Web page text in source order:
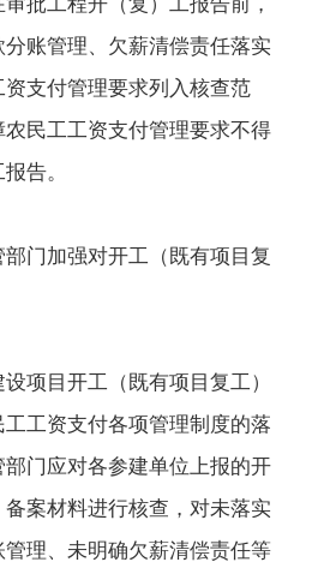
账管理、欠薪清偿责任落实
支付管理要求列入核查范
民工工资支付管理要求不得
告。
门加强对开工（既有项目复
目开工（既有项目复工）
工资支付各项管理制度的落
门应对各参建单位上报的开
案材料进行核查，对未落实
管理、未明确欠薪清偿责任等